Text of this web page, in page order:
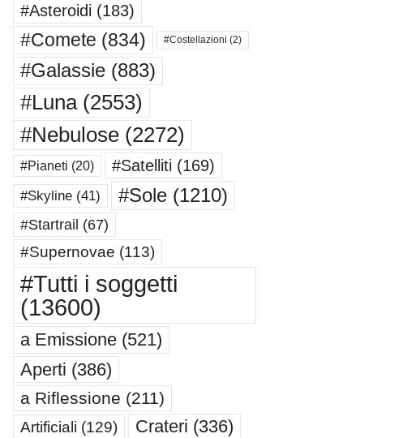
#Asteroidi (183)
#Comete (834) #Costellazioni (2)
#Galassie(883)
#Luna(2553)
#Nebulose(2272)
#Pianeti (20) #Satelliti (169)
#Skyline(41) #Sole(1210)
#Startrail (67)
#Supernovae (113)
#Tutti i soggetti
(13600)
a Emissione(521)
Aperti (386)
a Riflessione (211)
Artificiali (129) Crateri (336)